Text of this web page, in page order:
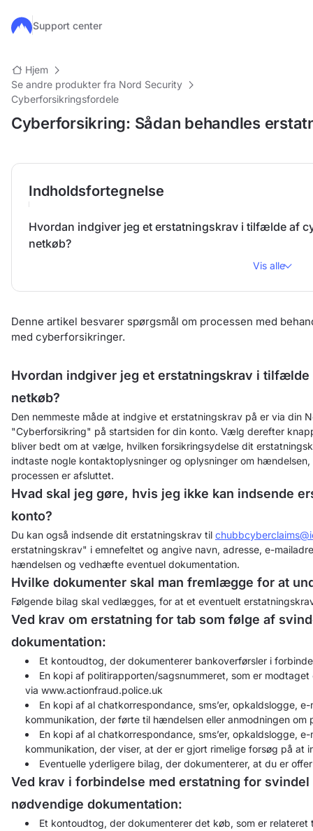
Gå til hovedindhold
Support center
Hjem
Se andre produkter fra Nord Security
Cyberforsikringsfordele
Cyberforsikring: Sådan behandles
Indholdsfortegnelse
Hvordan indgiver jeg et erstatningskrav i tilfælde af
netkøb?
Vis alle
Denne artikel besvarer spørgsmål om processen med
med cyberforsikringer.
Hvordan indgiver jeg et erstatningskrav i
netkøb?
Den nemmeste måde at indgive et erstatningskrav på er via din
"Cyberforsikring" på startsiden for din konto. Vælg derefter
bliver bedt om at vælge, hvilken forsikringsydelse dit
indtaste nogle kontaktoplysninger og oplysninger om
processen er afsluttet.
Hvad skal jeg gøre, hvis jeg ikke kan indsende
konto?
Du kan også indsende dit erstatningskrav til
erstatningskrav" i emnefeltet og angive navn, adresse, e-
hændelsen og vedhæfte eventuel dokumentation.
Hvilke dokumenter skal man fremlægge for at
Følgende bilag skal vedlægges, for at et eventuelt
Ved krav om erstatning for tab som følge af
dokumentation:
Et kontoudtog, der dokumenterer bankoverførsler i
En kopi af politirapporten/sagsnummeret, som er
via www.actionfraud.police.uk
En kopi af al chatkorrespondance, sms’er, opkaldslogge,
kommunikation, der førte til hændelsen eller anmodningen om
En kopi af al chatkorrespondance, sms’er, opkaldslogge,
kommunikation, der viser, at der er gjort rimelige forsøg på at
Eventuelle yderligere bilag, der dokumenterer, at du er
Ved krav i forbindelse med erstatning for
nødvendige dokumentation:
Et kontoudtog, der dokumenterer det køb, som er